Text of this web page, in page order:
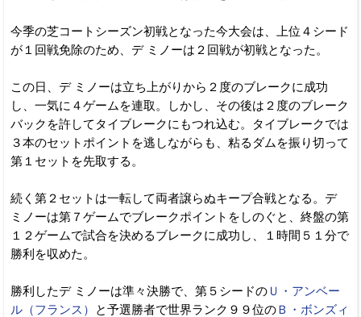
今季の芝コートシーズン初戦となった今大会は、上位４シード
が１回戦免除のため、デ ミノーは２回戦が初戦となった。
この日、デ ミノーは立ち上がりから２度のブレークに成功
し、一気に４ゲームを連取。しかし、その後は２度のブレーク
バックを許してタイブレークにもつれ込む。タイブレークでは
３本のセットポイントを逃しながらも、粘るダムを振り切って
第１セットを先取する。
続く第２セットは一転して両者譲らぬキープ合戦となる。デ
ミノーは第７ゲームでブレークポイントをしのぐと、終盤の第
１２ゲームで試合を決めるブレークに成功し、１時間５１分で
勝利を収めた。
勝利したデ ミノーは準々決勝で、第５シードの Ｕ・アンベー
ル（フランス）
と予選勝者で世界ランク９９位のＢ・ボンズィ